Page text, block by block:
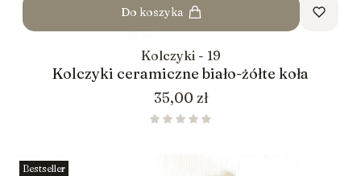
Do koszyka
Kolczyki - 19
Kolczyki ceramiczne biało-żółte koła
Cena
35,00 zł
Bestseller